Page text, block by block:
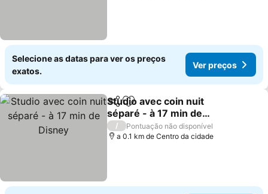
Selecione as datas para ver os preços
exatos.
Ver preços
PartilharAdicionar aos favoritos
Studio avec coin nuit
séparé - à 17 min de
Disney
/
Pontuação não disponível
a 0.1 km de Centro da cidade